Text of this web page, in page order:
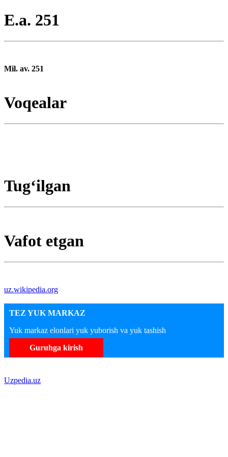
E.a. 251
Mil. av. 251
Voqealar
Tugʻilgan
Vafot etgan
uz.wikipedia.org
TEZ YUK MARKAZ
Yuk markaz elonlari yuk yuborish va yuk tashish
Guruhga kirish
Uzpedia.uz